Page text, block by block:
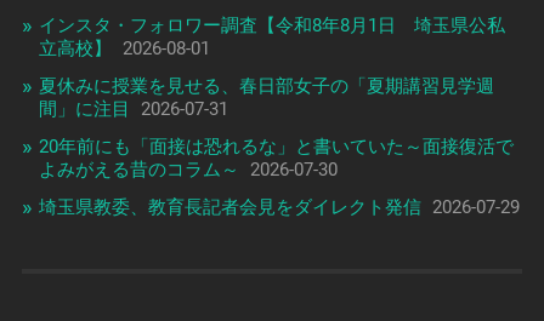
インスタ・フォロワー調査【令和8年8月1日 埼玉県公私
立高校】
2026-08-01
夏休みに授業を見せる、春日部女子の「夏期講習見学週
間」に注目
2026-07-31
20年前にも「面接は恐れるな」と書いていた～面接復活で
よみがえる昔のコラム～
2026-07-30
埼玉県教委、教育長記者会見をダイレクト発信 2026-07-29